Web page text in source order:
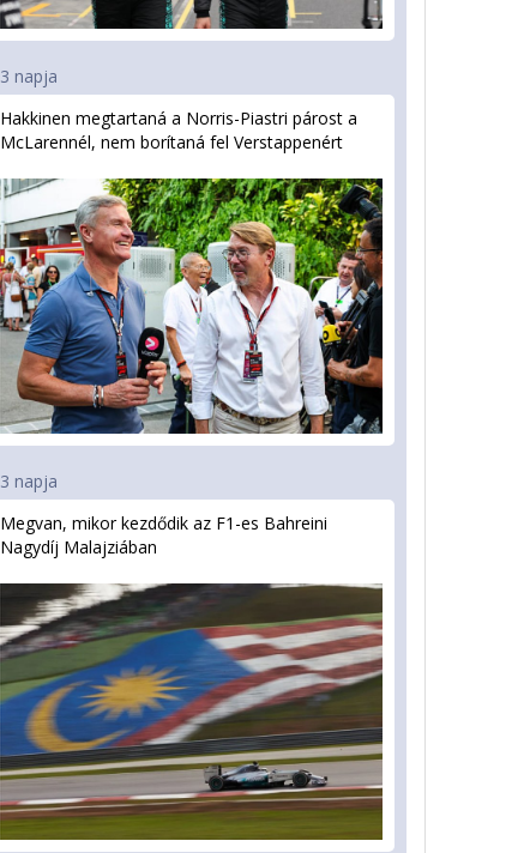
3 napja
Hakkinen megtartaná a Norris-Piastri párost a
McLarennél, nem borítaná fel Verstappenért
3 napja
Megvan, mikor kezdődik az F1-es Bahreini
Nagydíj Malajziában